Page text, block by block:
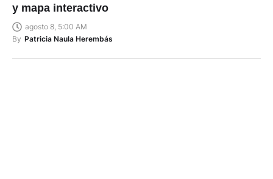
y mapa interactivo
agosto 8, 5:00 AM
By Patricia Naula Herembás